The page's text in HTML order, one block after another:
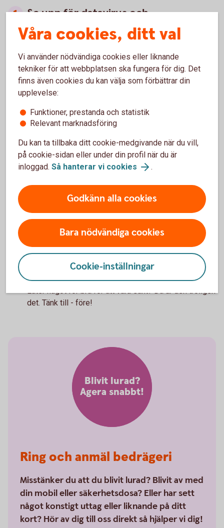
Se upp för datavirus och
spionprogram
Tänk till innan du laddar ner något, klickar på länkar
eller öppnar filer. Du kan få skadlig programvara som
förstör innehållet eller ett spionprogram som ger
bedragare tillgång till dina inloggnings- och
kontouppgifter. Prata med en vuxen innan du gör
Frågar någon om pengar, konto- eller
Berätta alltid för en vuxen om någon frågar om pengar,
konto- eller kortuppgifter. Dina uppgifter är just dina.
Håll hårt i dina koder och lösenord
Dela aldrig koder, lösenord eller kortuppgifter med
andra – hur bra kompisar ni än är.
Ditt BankID är bara ditt
Låt ingen annan använda ditt BankID, och använd det
inte själv på uppmaning av annan.
För bra för att vara sant?
Låter något för bra för att vara sant? Då är den troligen
det. Tänk till - före!
Ring och anmäl bedrägeri
Misstänker du att du blivit lurad? Blivit av med
din mobil eller säkerhetsdosa? Eller har sett
något konstigt uttag eller liknande på ditt
kort? Hör av dig till oss direkt så hjälper vi dig!
Blivit lurad?
Agera snabbt!
Våra cookies, ditt val
Vi använder nödvändiga cookies eller liknande
tekniker för att webbplatsen ska fungera för dig. Det
finns även cookies du kan välja som förbättrar din
upplevelse:
Funktioner, prestanda och statistik
Relevant marknadsföring
Du kan ta tillbaka ditt cookie-medgivande när du vill,
på cookie-sidan eller under din profil när du är
inloggad. Så hanterar vi cookies .
Godkänn alla cookies
Bara nödvändiga cookies
Cookie-inställningar